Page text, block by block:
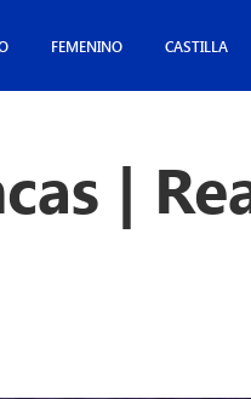
FEMENINO CASTILLA
|